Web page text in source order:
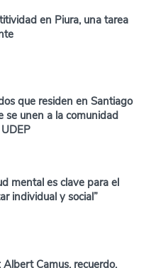
en Piura, una tarea
que residen en Santiago
se unen a la comunidad
mental es clave para el
individual y social”
Albert Camus, recuerdo,